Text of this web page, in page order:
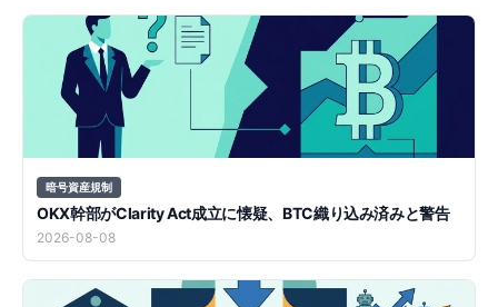
暗号資産規制
OKX幹部がClarity Act成立に懐疑、BTC織り込み済みと警告
2026-08-08